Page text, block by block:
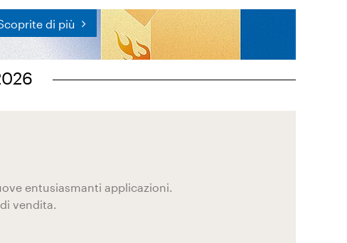
di più
entusiasmanti applicazioni.
vendita.